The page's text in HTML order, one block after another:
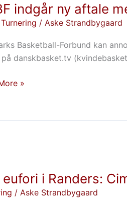
indgår ny aftale
Turnering / Aske Strandbygaard
Basketball-Forbund kan
danskbasket.tv
»
i Randers:
/ Aske Strandbygaard